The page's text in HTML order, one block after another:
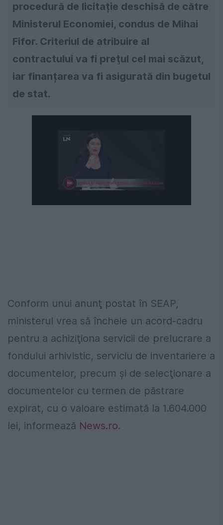
procedură de licitație deschisă de către
Ministerul Economiei, condus de Mihai
Fifor. Criteriul de atribuire al
contractului va fi preţul cel mai scăzut,
iar finanțarea va fi asigurată din bugetul
de stat.
Conform unui anunţ postat în SEAP,
ministerul vrea să încheie un acord-cadru
pentru a achiziţiona servicii de prelucrare a
fondului arhivistic, serviciu de inventariere a
documentelor, precum şi de selecţionare a
documentelor cu termen de păstrare
expirat, cu o valoare estimată la 1.604.000
lei, informează News.ro.